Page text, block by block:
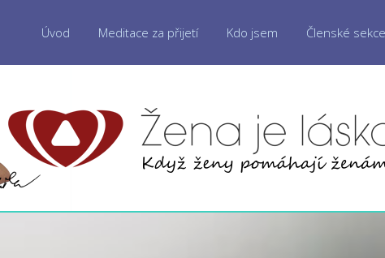
Úvod Meditace za přijetí Kdo jsem Členské sekce